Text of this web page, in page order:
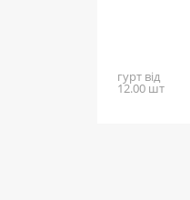
гурт від
12.00 шт